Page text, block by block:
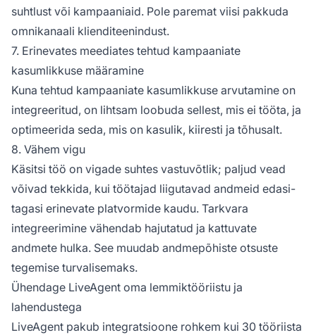
suhtlust või kampaaniaid. Pole paremat viisi pakkuda
omnikanaali klienditeenindust.
7. Erinevates meediates tehtud kampaaniate
kasumlikkuse määramine
Kuna tehtud kampaaniate kasumlikkuse arvutamine on
integreeritud, on lihtsam loobuda sellest, mis ei tööta, ja
optimeerida seda, mis on kasulik, kiiresti ja tõhusalt.
8. Vähem vigu
Käsitsi töö on vigade suhtes vastuvõtlik; paljud vead
võivad tekkida, kui töötajad liigutavad andmeid edasi-
tagasi erinevate platvormide kaudu. Tarkvara
integreerimine vähendab hajutatud ja kattuvate
andmete hulka. See muudab andmepõhiste otsuste
tegemise turvalisemaks.
Ühendage LiveAgent oma lemmiktööriistu ja
lahendustega
LiveAgent pakub integratsioone rohkem kui 30 tööriista